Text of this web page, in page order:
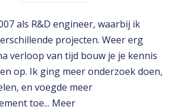
als R&D engineer, waarbij ik
projecten. Weer erg
verloop van tijd bouw je je kennis
op. Ik ging meer onderzoek doen,
en voegde meer
toe... Meer